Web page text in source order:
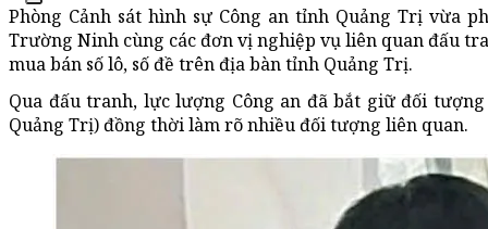
Phòng Cảnh sát hình sự Công an tỉnh Quảng Trị vừa
Trường Ninh cùng các đơn vị nghiệp vụ liên quan đấu
mua bán số lô, số đề trên địa bàn tỉnh Quảng Trị.
Qua đấu tranh, lực lượng Công an đã bắt giữ đối
Quảng Trị) đồng thời làm rõ nhiều đối tượng liên quan.